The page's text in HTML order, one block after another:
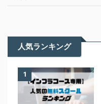
人気ランキング
1